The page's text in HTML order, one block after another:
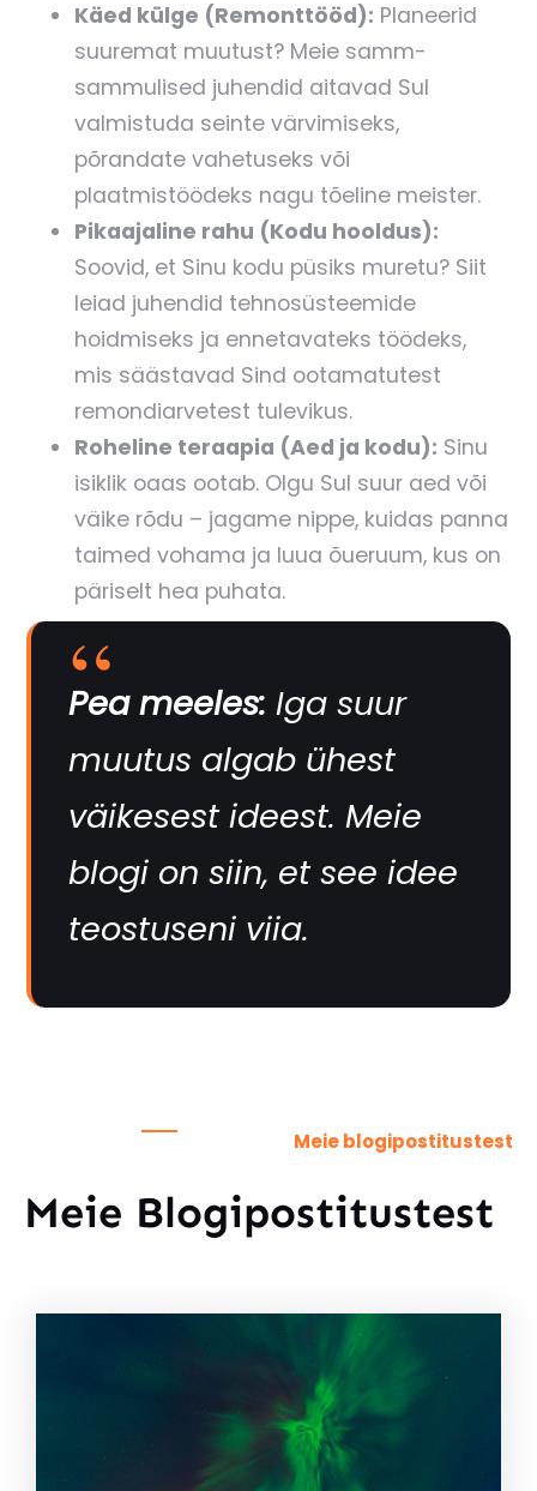
Käed külge (Remonttööd): Planeerid
suuremat muutust? Meie samm-
sammulised juhendid aitavad Sul
valmistuda seinte värvimiseks,
põrandate vahetuseks või
plaatmistöödeks nagu tõeline meister.
Pikaajaline rahu (Kodu hooldus):
Soovid, et Sinu kodu püsiks muretu? Siit
leiad juhendid tehnosüsteemide
hoidmiseks ja ennetavateks töödeks,
mis säästavad Sind ootamatutest
remondiarvetest tulevikus.
Roheline teraapia (Aed ja kodu): Sinu
isiklik oaas ootab. Olgu Sul suur aed või
väike rõdu – jagame nippe, kuidas panna
taimed vohama ja luua õueruum, kus on
päriselt hea puhata.
Pea meeles: Iga suur
muutus algab ühest
väikesest ideest. Meie
blogi on siin, et see idee
teostuseni viia.
Meie blogipostitustest
Meie Blogipostitustest